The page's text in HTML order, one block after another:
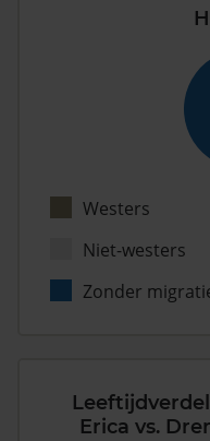
Westers
Niet-westers
Zonder
Erica vs.